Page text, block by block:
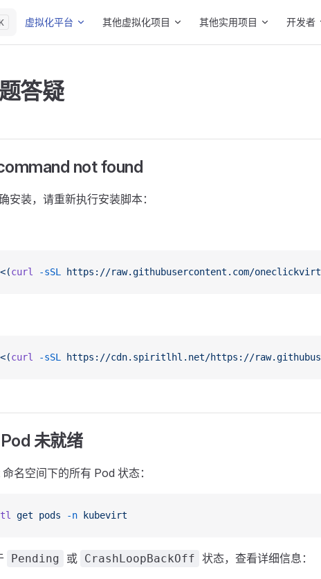
虚拟化平台 其他虚拟化项目 其他实用项目 开发者
答疑
not found
安装，请重新执行安装脚本：
<(curl -sSL https://raw.githubusercontent.com/
<(curl -sSL https://cdn.spiritlhl.net/https://
未就绪
名空间下的所有 Pod 状态：
get pods -n kubevirt
Pending 或 CrashLoopBackOff 状态，查看详细信息：